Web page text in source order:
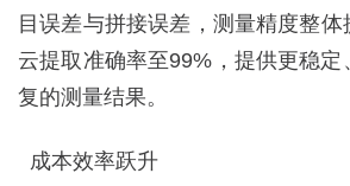
目误差与拼接误差，测量精度整体
云提取准确率至99%，提供更稳定
复的测量结果。
成本效率跃升